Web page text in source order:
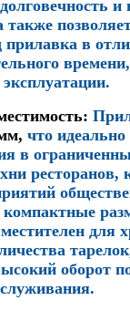
и
также
в
:
что идеально
в
ресторанов,
для
оборот